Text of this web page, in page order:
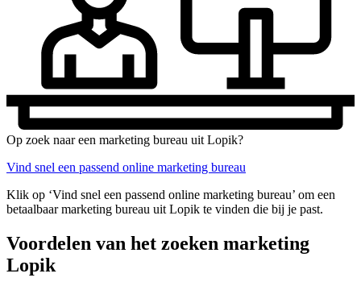
Op zoek naar een marketing bureau uit Lopik?
Vind snel een passend online marketing bureau
Klik op ‘Vind snel een passend online marketing bureau’ om een
betaalbaar marketing bureau uit Lopik te vinden die bij je past.
Voordelen van het zoeken marketing
Lopik